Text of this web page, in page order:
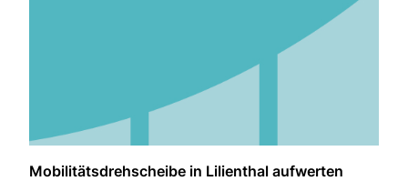
Mobilitätsdrehscheibe in Lilienthal aufwerten